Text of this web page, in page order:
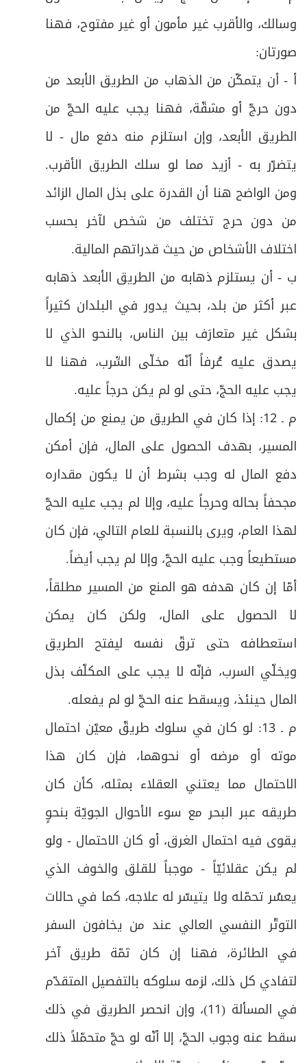
وسالك، والأقرب غير مأمون أو غير مفتوح، فهنا
صورتان:
أ - أن يتمكّن من الذهاب من الطريق الأبعد من
دون حرجّ أو مشقّة، فهنا يجب عليه الحجّ من
الطريق الأبعد، وإن استلزم منه دفع مال - لا
يتضرّر به - أزيد مما لو سلك الطريق الأقرب.
ومن الواضح هنا أن القدرة على بذل المال الزائد
من دون حرج تختلف من شخص لآخر بحسب
اختلاف الأشخاص من حيث قدراتهم المالية.
ب - أن يستلزم ذهابه من الطريق الأبعد ذهابه
عبر أكثر من بلد، بحيث يدور في البلدان كثيراً
بشكل غير متعارَف بين الناس، بالنحو الذي لا
يصدق عليه عُرفاً أنّه مخلّى السِّرب، فهنا لا
يجب عليه الحجّ، حتى لو لم يكن حرجاً عليه.
م ـ 12: إذا كان في الطريق من يمنع من إكمال
المسير، بهدف الحصول على المال، فإن أمكن
دفع المال له وجب بشرط أن لا يكون مقداره
مجحفاً بحاله وحرجاً عليه، وإلا لم يجب عليه الحجّ
لهذا العام، ويرى بالنسبة للعام التالي، فإن كان
مستطيعاً وجب عليه الحجّ، وإلا لم يجب أيضاً.
أمّا إن كان هدفه هو المنع من المسير مطلقاً،
لا الحصول على المال، ولكن كان يمكن
استعطافه حتى ترقّ نفسه ليفتح الطريق
ويخلّي السرب، فإنّه لا يجب على المكلّف بذل
المال حينئذ، ويسقط عنه الحجّ لو لم يفعله.
م ـ 13: لو كان في سلوك طريقّ معيّن احتمال
موته أو مرضه أو نحوهما، فإن كان هذا
الاحتمال مما يعتني العقلاء بمثله، كأن كان
طريقه عبر البحر مع سوء الأحوال الجويّة بنحوٍ
يقوى فيه احتمال الغرق، أو كان الاحتمال - ولو
لم يكن عقلائيّاً - موجباً للقلق والخوف الذي
يعسُر تحمّله ولا يتيسّر له علاجه، كما في حالات
التوتّر النفسي العالي عند من يخافون السفر
في الطائرة، فهنا إن كان ثمّة طريق آخر
لتفادي كل ذلك، لزمه سلوكه بالتفصيل المتقدّم
في المسألة (11)، وإن انحصر الطريق في ذلك
سقط عنه وجوب الحجّ، إلا أنّه لو حجّ متحمّلاً ذلك